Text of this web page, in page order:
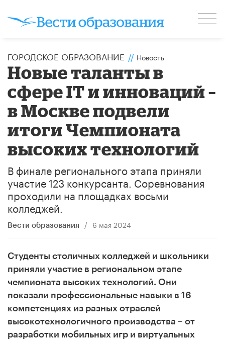
ГОРОДСКОЕ ОБРАЗОВАНИЕ // Новость
Новые таланты в
сфере IT и инноваций –
в Москве подвели
итоги Чемпионата
высоких технологий
В финале регионального этапа приняли
участие 123 конкурсанта. Соревнования
проходили на площадках восьми
колледжей.
Вести образования / 6 мая 2024
Студенты столичных колледжей и школьники
приняли участие в региональном этапе
чемпионата высоких технологий. Они
показали профессиональные навыки в 16
компетенциях из разных отраслей
высокотехнологичного производства – от
разработки мобильных игр и виртуальных